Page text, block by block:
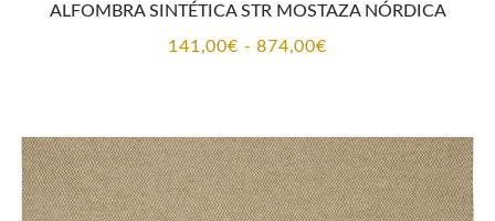
ALFOMBRA SINTÉTICA STR MOSTAZA NÓRDICA
141,00€ - 874,00€Rango
desde
141,00€
hasta